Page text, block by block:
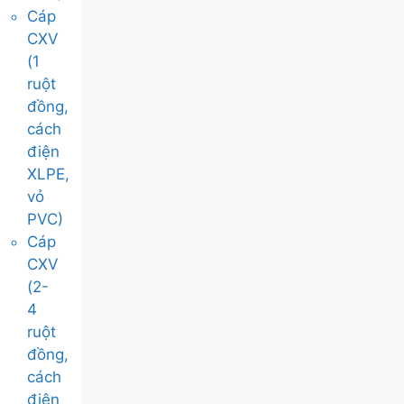
Cáp
CXV
(1
ruột
đồng,
cách
điện
XLPE,
vỏ
PVC)
Cáp
CXV
(2-
4
ruột
đồng,
cách
điện